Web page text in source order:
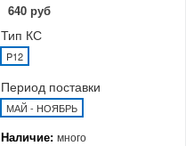
640 руб
Тип КС
P12
Период поставки
МАЙ - НОЯБРЬ
Наличие: много